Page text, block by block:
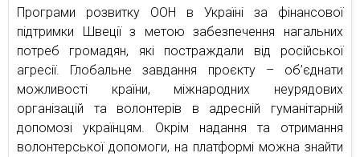
Програми розвитку ООН в Україні за фінансової
підтримки Швеції з метою забезпечення нагальних
потреб громадян, які постраждали від російської
агресії. Глобальне завдання проєкту – об’єднати
можливості країни, міжнародних неурядових
організацій та волонтерів в адресній гуманітарній
допомозі українцям. Окрім надання та отримання
волонтерської допомоги, на платформі можна знайти